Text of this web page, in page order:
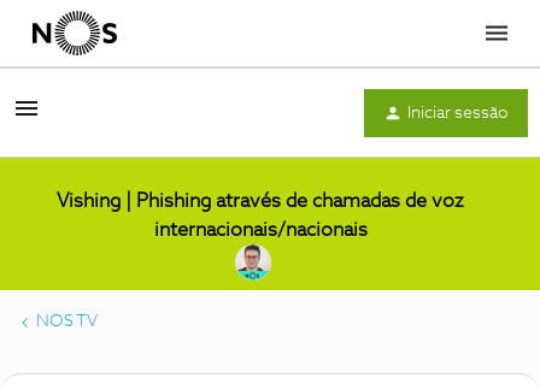
Menu
Iniciar sessão
Vishing | Phishing através de chamadas de voz
internacionais/nacionais
NOS TV